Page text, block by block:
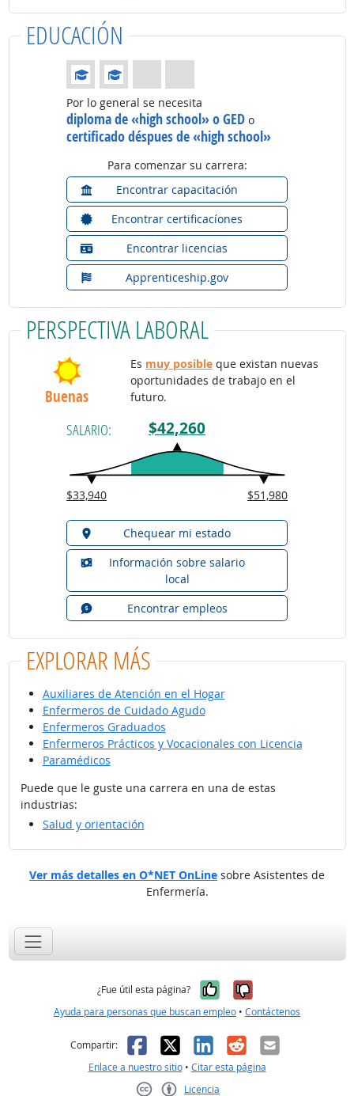
EDUCACIÓN
Educación: (Calificación 2 de 4)
Por lo general se necesita
diploma de «high school» o GED o
certificado déspues de «high school»
Para comenzar su carrera:
Encontrar capacitación
Encontrar certificacíones
Encontrar licencias
Apprenticeship.gov
PERSPECTIVA LABORAL
Buenas
Es muy posibleque existan nuevas
oportunidades de trabajo en el
futuro.
SALARIO: $42,260
$33,940 $51,980
Chequear mi estado
Información sobre salario
local
Encontrar empleos
EXPLORAR MÁS
Auxiliares de Atención en el Hogar
Enfermeros de Cuidado Agudo
Enfermeros Graduados
Enfermeros Prácticos y Vocacionales con Licencia
Paramédicos
Puede que le guste una carrera en una de estas
industrias:
Salud y orientación
Ver más detalles en O*NET OnLine sobre Asistentes de
Enfermería.
¿Fue útil esta página? Sí, fue útil
No, no fue
Ayuda para personas que buscan empleo • Contáctenos
Compartir: Facebook
X LinkedIn
RedditCorreo
Enlace a nuestro sitio• Citar esta página
Licencia